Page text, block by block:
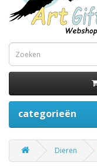
categorieën
Dieren